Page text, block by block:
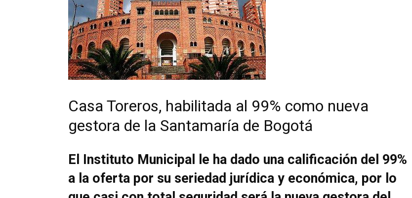
Casa Toreros, habilitada al 99% como nueva
gestora de la Santamaría de Bogotá
El Instituto Municipal le ha dado una calificación del 99%
a la oferta por su seriedad jurídica y económica, por lo